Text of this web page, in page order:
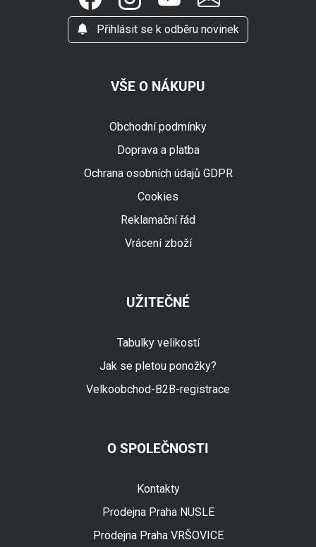
Přihlásit se k odběru novinek
VŠE O NÁKUPU
Obchodní podmínky
Doprava a platba
Ochrana osobních údajů GDPR
Cookies
Reklamační řád
Vrácení zboží
UŽITEČNÉ
Tabulky velikostí
Jak se pletou ponožky?
Velkoobchod-B2B-registrace
O SPOLEČNOSTI
Kontakty
Prodejna Praha NUSLE
Prodejna Praha VRŠOVICE